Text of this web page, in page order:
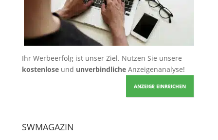
Ihr Werbeerfolg ist unser Ziel. Nutzen Sie unsere
kostenloseund unverbindlicheAnzeigenanalyse!
ANZEIGE EINREICHEN
SWMAGAZIN